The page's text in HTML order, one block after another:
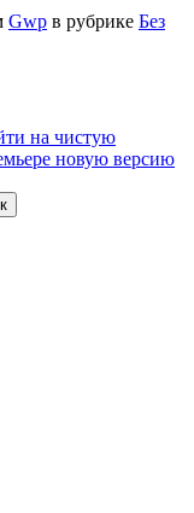
Gwp в рубрике Без
на чистую
новую версию